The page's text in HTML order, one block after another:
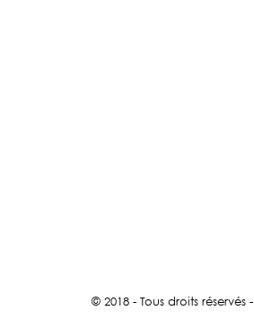
© 2018 - Tous droits réservés -